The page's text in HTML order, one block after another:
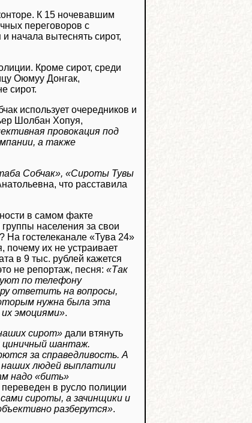
К 15 ночевавшим
переговоров с
начала вытеснять сирот,
Кроме сирот, среди
Оюмуу Донгак,
сирот.
использует очередников и
Шолбан Хопуя,
провокация под
а также
Собчак», «Сироты Тувы
что расставила
в самом факте
населения за свои
На гостелеканале «Тува 24»
почему их не устраивает
в 9 тыс. рублей кажется
не репортаж, песня: «Так
по телефону
ответить на вопросы,
нужна была эта
эмоциями».
сирот» дали втянуть
циничный шантаж.
за справедливость. А
наших людей выплатили
надо «бить»
в русло полиции
сироты, а зачинщики и
разберутся».